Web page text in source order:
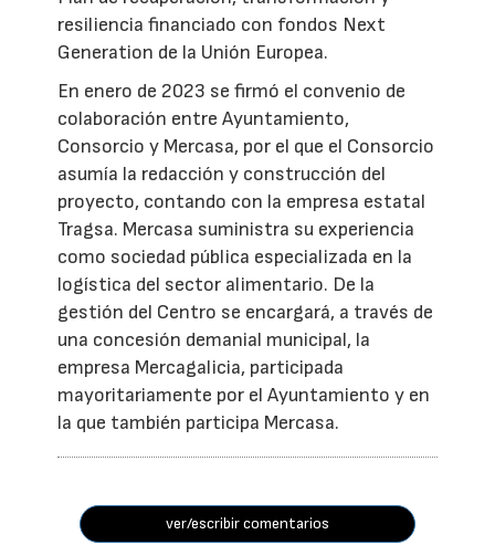
resiliencia financiado con fondos Next
Generation de la Unión Europea.
En enero de 2023 se firmó el convenio de
colaboración entre Ayuntamiento,
Consorcio y Mercasa, por el que el Consorcio
asumía la redacción y construcción del
proyecto, contando con la empresa estatal
Tragsa. Mercasa suministra su experiencia
como sociedad pública especializada en la
logística del sector alimentario. De la
gestión del Centro se encargará, a través de
una concesión demanial municipal, la
empresa Mercagalicia, participada
mayoritariamente por el Ayuntamiento y en
la que también participa Mercasa.
ver/escribir comentarios